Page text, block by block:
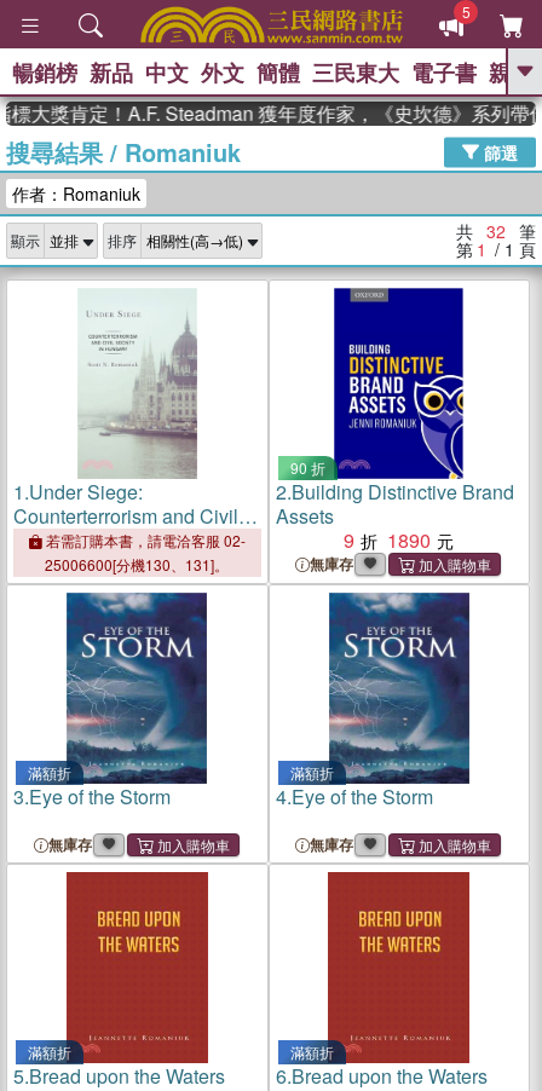
5
GO
熱搜： 高希均教授回憶錄
、 The Odyssey 、 父親節 、 如果歷
獎 臺灣漫遊錄 、 方念華 、 台灣的李
登輝時代
數學女孩：黎曼猜想 、
偉大的迷走神經
暢銷榜 新品 中文 外文 簡體 三民東大 電子書 親子
肯定！A.F. Steadman 獲年度作家，《史坎德》系列帶你踏
搜尋結果/ Romaniuk
篩選
作者：Romaniuk
顯示 排序 共 32 筆
第 1 / 1 頁
1.Under Siege:
Counterterrorism and Civil
Society in Hungary
若需訂購本書，請電洽客服 02-
25006600[分機130、131]。
90 折
2.Building Distinctive Brand
Assets
9
1890
無庫存
滿額折
3.Eye of the Storm
無庫存
滿額折
4.Eye of the Storm
無庫存
滿額折
5.Bread upon the Waters
滿額折
6.Bread upon the Waters